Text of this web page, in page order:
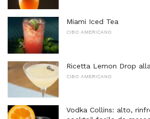
Miami Iced Tea
CIBO AMERICANO
Ricetta Lemon Drop
CIBO AMERICANO
Vodka Collins: alto,